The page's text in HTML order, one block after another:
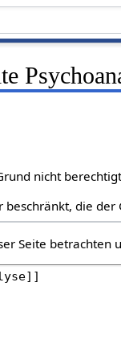
nicht
die der
Seite betrachten